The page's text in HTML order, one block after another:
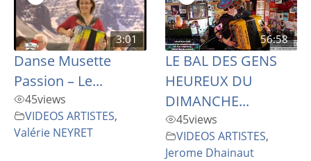
3:01
Danse Musette
Passion – Le...
45views
VIDEOS ARTISTES,
Valérie NEYRET
56:58
LE BAL DES GENS
HEUREUX DU
DIMANCHE...
45views
VIDEOS ARTISTES,
Jerome Dhainaut